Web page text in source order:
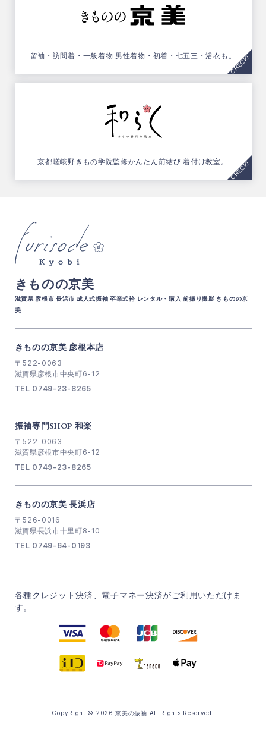
留袖・訪問着・一般着物 男性着物・初着・七五三・浴衣も。
京都嵯峨野きもの学院監修かんたん前結び 着付け教室。
きものの京美
滋賀県 彦根市 長浜市 成人式振袖 卒業式袴 レンタル・購入 前撮り撮影 きものの京
美
きものの京美 彦根本店
〒522-0063
滋賀県彦根市中央町6-12
TEL 0749-23-8265
振袖専門SHOP 和楽
〒522-0063
滋賀県彦根市中央町6-12
TEL 0749-23-8265
きものの京美 長浜店
〒526-0016
滋賀県長浜市十里町8-10
TEL 0749-64-0193
各種クレジット決済、電子マネー決済がご利用いただけま
す。
CopyRight © 2026 京美の振袖 All Rights Reserved.